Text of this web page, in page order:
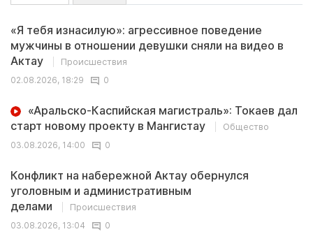
«Я тебя изнасилую»: агрессивное поведение
мужчины в отношении девушки сняли на видео в
Актау
Происшествия
02.08.2026, 18:29
0
«Аральско-Каспийская магистраль»: Токаев дал
старт новому проекту в Мангистау
Общество
03.08.2026, 14:00
0
Конфликт на набережной Актау обернулся
уголовным и административным
делами
Происшествия
03.08.2026, 13:04
0